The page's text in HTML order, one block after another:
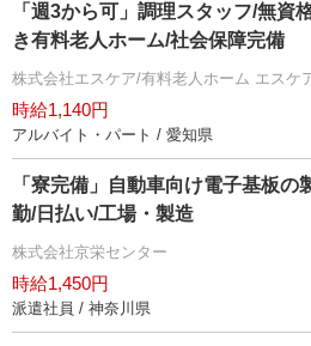
「週3から可」調理スタッフ/無資
き有料老人ホーム/社会保障完備
株式会社エスケア/有料老人ホーム エスケ
時給1,140円
アルバイト・パート / 愛知県
「寮完備」自動車向け電子基板の
勤/日払い/工場・製造
株式会社京栄センター
時給1,450円
派遣社員 / 神奈川県